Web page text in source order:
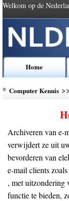
Welkom op de
Home
* Computer Kennis
Archiveren van e-
verwijdert ze uit
bevorderen van
e-mail clients
, met uitzondering
functie te bieden,